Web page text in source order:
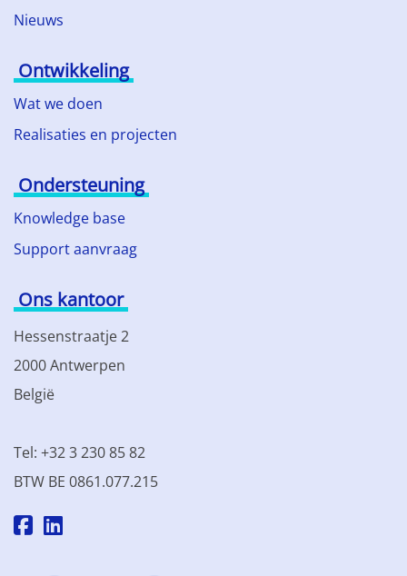
Nieuws
Ontwikkeling
Wat we doen
Realisaties en projecten
Ondersteuning
Knowledge base
Support aanvraag
Ons kantoor
Hessenstraatje 2
2000 Antwerpen
België
Tel: +32 3 230 85 82
BTW BE 0861.077.215